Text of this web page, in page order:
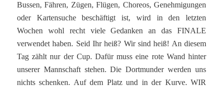
Bussen, Fähren, Zügen, Flügen, Choreos, Genehmigungen
oder Kartensuche beschäftigt ist, wird in den letzten
Wochen wohl recht viele Gedanken an das FINALE
verwendet haben. Seid Ihr heiß? Wir sind heiß! An diesem
Tag zählt nur der Cup. Dafür muss eine rote Wand hinter
unserer Mannschaft stehen. Die Dortmunder werden uns
nichts schenken. Auf dem Platz und in der Kurve. WIR